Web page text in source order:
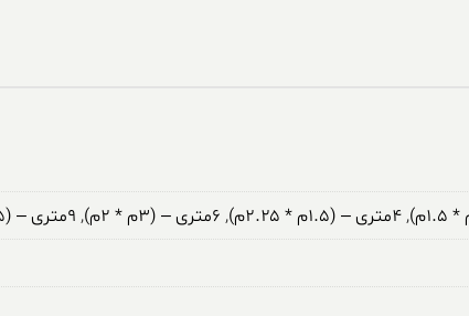
,۴متری – (۱.۵م * ۲.۲۵م) , ۶متری – (۳م * ۲م) , ۹متری – (۳.۵م * ۲.۵م)